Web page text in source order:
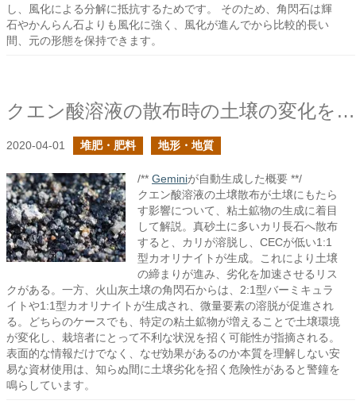
し、風化による分解に抵抗するためです。 そのため、角閃石は輝
石やかんらん石よりも風化に強く、風化が進んでから比較的長い
間、元の形態を保持できます。
クエン酸溶液の散布時の土壌の変化を考えてみる
2020-04-01 堆肥・肥料 地形・地質
/** Geminiが自動生成した概要 **/
クエン酸溶液の土壌散布が土壌にもたら
す影響について、粘土鉱物の生成に着目
して解説。真砂土に多いカリ長石へ散布
すると、カリが溶脱し、CECが低い1:1
型カオリナイトが生成。これにより土壌
の締まりが進み、劣化を加速させるリス
クがある。一方、火山灰土壌の角閃石からは、2:1型バーミキュラ
イトや1:1型カオリナイトが生成され、微量要素の溶脱が促進され
る。どちらのケースでも、特定の粘土鉱物が増えることで土壌環境
が変化し、栽培者にとって不利な状況を招く可能性が指摘される。
表面的な情報だけでなく、なぜ効果があるのか本質を理解しない安
易な資材使用は、知らぬ間に土壌劣化を招く危険性があると警鐘を
鳴らしています。